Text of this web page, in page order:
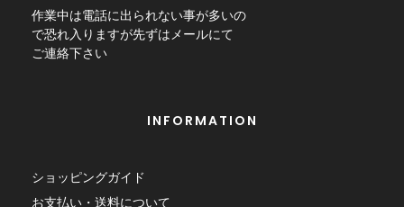
作業中は電話に出られない事が多いの
で恐れ入りますが先ずはメールにて
ご連絡下さい
INFORMATION
ショッピングガイド
お支払い・送料について